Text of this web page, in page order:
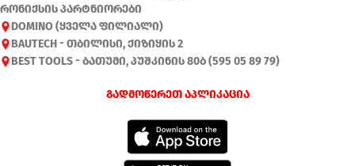
რონიქსის პარტნიორები
DOMINO (ყველა ფილიალი)
BAUTECH - თბილისი, ქიზიყის 2
BEST TOOLS - ბათუმი, პუშკინის 80ბ (595 05 89 79)
გადმოწერეთ აპლიკაცია